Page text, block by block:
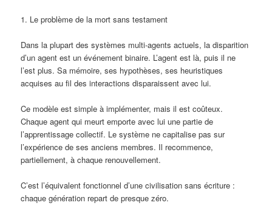
1. Le problème de la mort sans testament
Dans la plupart des systèmes multi-agents actuels, la disparition
d’un agent est un événement binaire. L’agent est là, puis il ne
l’est plus. Sa mémoire, ses hypothèses, ses heuristiques
acquises au fil des interactions disparaissent avec lui.
Ce modèle est simple à implémenter, mais il est coûteux.
Chaque agent qui meurt emporte avec lui une partie de
l’apprentissage collectif. Le système ne capitalise pas sur
l’expérience de ses anciens membres. Il recommence,
partiellement, à chaque renouvellement.
C’est l’équivalent fonctionnel d’une civilisation sans écriture :
chaque génération repart de presque zéro.